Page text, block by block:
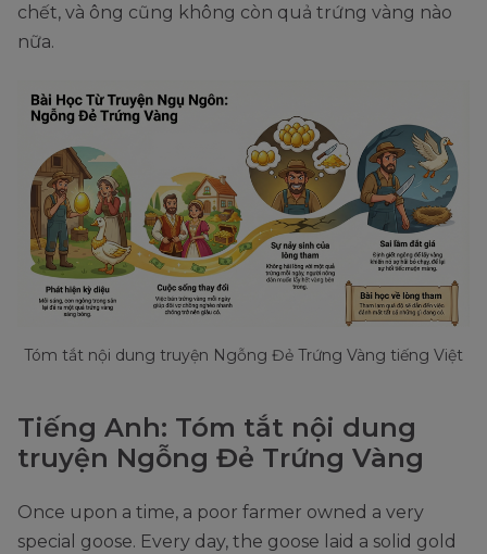
chết, và ông cũng không còn quả trứng vàng nào
nữa.
Tóm tắt nội dung truyện Ngỗng Đẻ Trứng Vàng tiếng Việt
Tiếng Anh: Tóm tắt nội dung
truyện Ngỗng Đẻ Trứng Vàng
Once upon a time, a poor farmer owned a very
special goose. Every day, the goose laid a solid gold